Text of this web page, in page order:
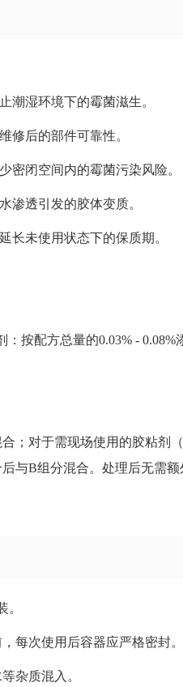
潮湿环境下的霉菌滋生。
修后的部件可靠性。
密闭空间内的霉菌污染风险。
渗透引发的胶体变质。
长未使用状态下的保质期。
：按配方总量的0.03% -
；对于需现场使用的胶粘剂
与B组分混合。处理后无需
。
每次使用后容器应严格密封。
杂质混入。